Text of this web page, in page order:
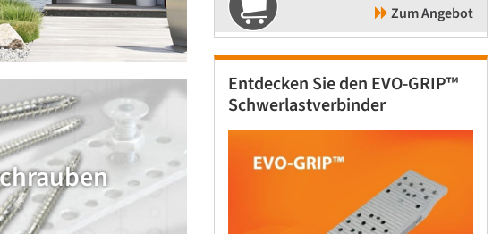
Zum Angebot
Entdecken Sie den EVO-GRIP™
Schwerlastverbinder